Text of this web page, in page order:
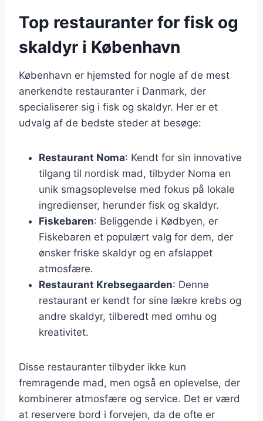
Top restauranter for fisk og
skaldyr i København
København er hjemsted for nogle af de mest
anerkendte restauranter i Danmark, der
specialiserer sig i fisk og skaldyr. Her er et
udvalg af de bedste steder at besøge:
Restaurant Noma: Kendt for sin innovative
tilgang til nordisk mad, tilbyder Noma en
unik smagsoplevelse med fokus på lokale
ingredienser, herunder fisk og skaldyr.
Fiskebaren: Beliggende i Kødbyen, er
Fiskebaren et populært valg for dem, der
ønsker friske skaldyr og en afslappet
atmosfære.
Restaurant Krebsegaarden: Denne
restaurant er kendt for sine lækre krebs og
andre skaldyr, tilberedt med omhu og
kreativitet.
Disse restauranter tilbyder ikke kun
fremragende mad, men også en oplevelse, der
kombinerer atmosfære og service. Det er værd
at reservere bord i forvejen, da de ofte er